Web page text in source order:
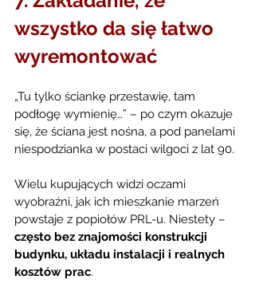
wszystko da się łatwo
wyremontować
„Tu tylko ściankę przestawię, tam
podłogę wymienię…” – po czym okazuje
się, że ściana jest nośna, a pod panelami
niespodzianka w postaci wilgoci z lat 90.
Wielu kupujących widzi oczami
wyobraźni, jak ich mieszkanie marzeń
powstaje z popiołów PRL-u. Niestety –
często bez znajomości konstrukcji
budynku, układu instalacji i realnych
kosztów prac.